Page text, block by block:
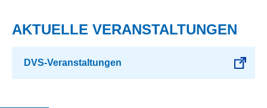
AKTUELLE VERANSTALTUNGEN
DVS-Veranstaltungen